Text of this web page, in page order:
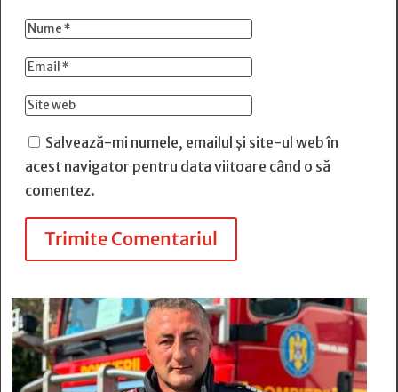
Salvează-mi numele, emailul și site-ul web în
acest navigator pentru data viitoare când o să
comentez.
Trimite Comentariul